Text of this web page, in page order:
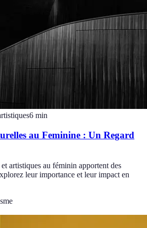
6 min
au Feminine : Un Regard
artistiques au féminin apportent des
leur importance et leur impact en